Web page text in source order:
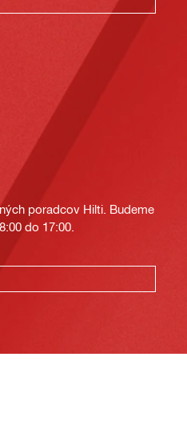
poradcov Hilti. Budeme
do 17:00.